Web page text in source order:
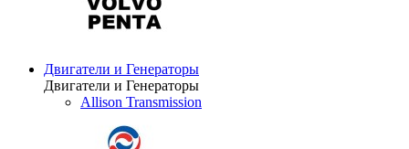
Двигатели и Генераторы
Двигатели и Генераторы
Allison Transmission